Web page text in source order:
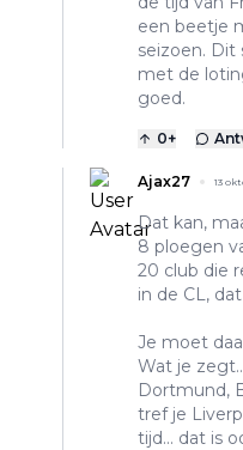
een beetje
seizoen.
met de
goed.
0+
Ajax27 13
Dat kan,
8 ploegen
20 club die
in de CL,
Je moet
Wat je
Dortmund,
tref je
tijd... dat is